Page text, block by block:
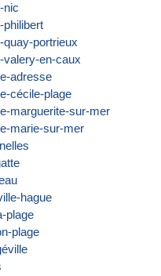
nic
philibert
portrieux
valery-en-caux
adresse
cécile-plage
marguerite-sur-mer
marie-sur-mer
hague
plage
plage